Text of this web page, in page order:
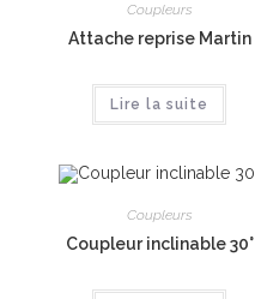
Coupleurs
Attache reprise Martin
Lire la suite
Coupleurs
Coupleur inclinable 30°